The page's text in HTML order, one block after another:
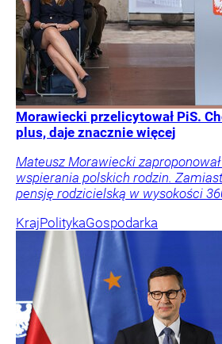
Morawiecki przelicytował PiS.
plus, daje znacznie więcej
Mateusz Morawiecki
wspierania polskich rodzin.
pensję rodzicielską w wysokości
KrajPolitykaGospodarka